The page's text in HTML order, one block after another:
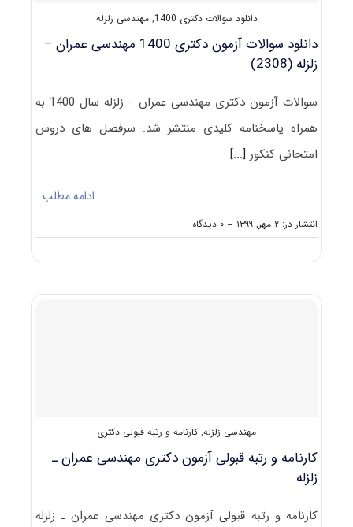
دانلود سوالات دکتری 1400 ,مهندسی زلزله
دانلود سوالات آزمون دکتری 1400 مهندسی عمران –
زلزله (2308)
سوالات آزمون دکتری مهندسی عمران - زلزله سال 1400 به
همراه پاسخنامه کلیدی منتشر شد. سرفصل های دروس
امتحانی کنکور[...]
ادامه مطلب…
انتشار در: ۲ مهر, ۱۳۹۹ -- ۰ دیدگاه
on
دانلود
۱۴۰۰
مهندسی زلزله,کارنامه و رتبه قبولی دکتری
کارنامه و رتبه قبولی آزمون دکتری ﻣﻬﻨﺪسی ﻋﻤﺮان ـ
زلزله
کارنامه و رتبه قبولی آزمون دکتری ﻣﻬﻨﺪسی ﻋﻤﺮان ـ زلزله